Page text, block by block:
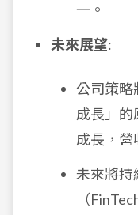
一。
未來展望:
公司策略
成長」的
成長，營
未來將持
（